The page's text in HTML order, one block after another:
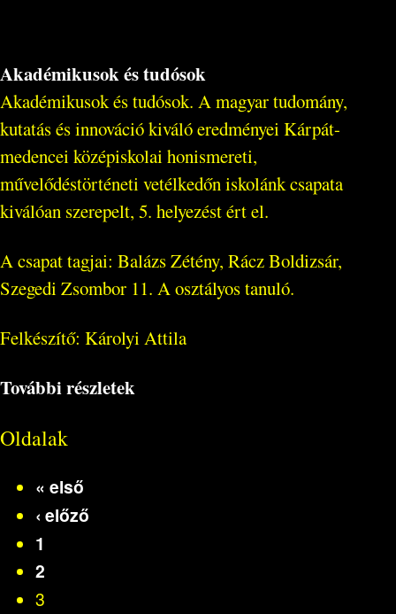
Akadémikusok és tudósok
Akadémikusok és tudósok. A magyar tudomány,
kutatás és innováció kiváló eredményei Kárpát-
medencei középiskolai honismereti,
művelődéstörténeti vetélkedőn iskolánk csapata
kiválóan szerepelt, 5. helyezést ért el.
A csapat tagjai: Balázs Zétény, Rácz Boldizsár,
Szegedi Zsombor 11. A osztályos tanuló.
Felkészítő: Károlyi Attila
További részletek
Oldalak
« első
‹ előző
1
2
3